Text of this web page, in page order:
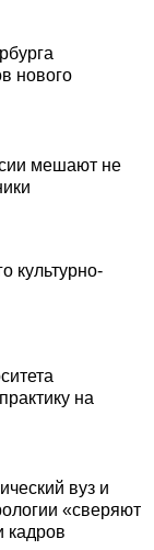
нового
мешают не
культурно-
на
вуз и
«сверяют
кадров